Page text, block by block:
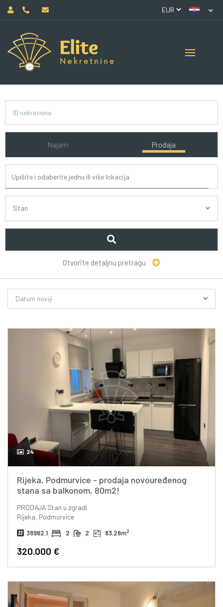
Najam Prodaja
Stan
Otvorite detaljnu pretragu
Datum noviji
24
Rijeka, Podmurvice - prodaja novouređenog
stana sa balkonom, 80m2!
PRODAJAStan u zgradi
Rijeka, Podmurvice
38962.1 2 2 83.26m2
320.000 €